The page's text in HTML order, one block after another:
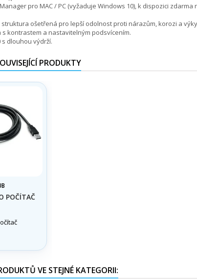
pro MAC / PC (vyžaduje Windows 10), k dispozici
ošetřená pro lepší odolnost proti nárazům, korozi a
s kontrastem a nastavitelným podsvícením.
s dlouhou výdrží.
PRODUKTY
POČÍTAČ
VE STEJNÉ KATEGORII: